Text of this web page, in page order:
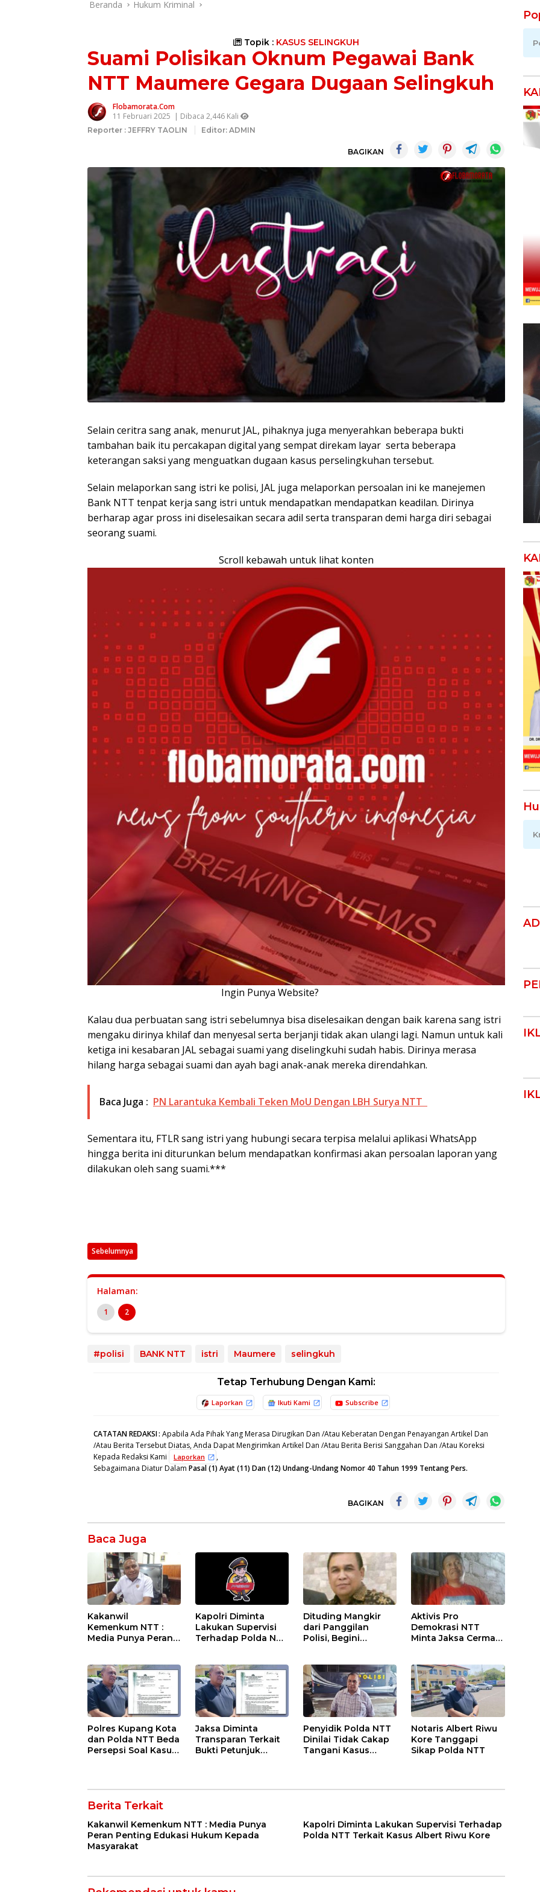
Beranda Hukum Kriminal
Topik : KASUS SELINGKUH
Suami Polisikan Oknum Pegawai Bank
NTT Maumere Gegara Dugaan Selingkuh
Flobamorata.com
11 Februari 2025 | Dibaca 2,446 Kali
Reporter : JEFFRY TAOLIN Editor: ADMIN
BAGIKAN
Selain ceritra sang anak, menurut JAL, pihaknya juga menyerahkan beberapa bukti
tambahan baik itu percakapan digital yang sempat direkam layar serta beberapa
keterangan saksi yang menguatkan dugaan kasus perselingkuhan tersebut.
Selain melaporkan sang istri ke polisi, JAL juga melaporkan persoalan ini ke manejemen
Bank NTT tenpat kerja sang istri untuk mendapatkan mendapatkan keadilan. Dirinya
berharap agar pross ini diselesaikan secara adil serta transparan demi harga diri sebagai
seorang suami.
Scroll kebawah untuk lihat konten
Ingin Punya Website?
Kalau dua perbuatan sang istri sebelumnya bisa diselesaikan dengan baik karena sang istri
mengaku dirinya khilaf dan menyesal serta berjanji tidak akan ulangi lagi. Namun untuk kali
ketiga ini kesabaran JAL sebagai suami yang diselingkuhi sudah habis. Dirinya merasa
hilang harga sebagai suami dan ayah bagi anak-anak mereka direndahkan.
Baca Juga : PN Larantuka Kembali Teken MoU Dengan LBH Surya NTT
Sementara itu, FTLR sang istri yang hubungi secara terpisa melalui aplikasi WhatsApp
hingga berita ini diturunkan belum mendapatkan konfirmasi akan persoalan laporan yang
dilakukan oleh sang suami.***
Sebelumnya
Halaman:
1 2
#polisi BANK NTT istri Maumere selingkuh
Tetap Terhubung Dengan Kami:
Laporkan Ikuti Kami Subscribe
CATATAN REDAKSI: Apabila Ada Pihak Yang Merasa Dirugikan Dan /Atau Keberatan Dengan Penayangan Artikel Dan
/Atau Berita Tersebut Diatas, Anda Dapat Mengirimkan Artikel Dan /Atau Berita Berisi Sanggahan Dan /Atau Koreksi
Kepada Redaksi Kami
Laporkan
,
Sebagaimana Diatur Dalam Pasal (1) Ayat (11) Dan (12) Undang-Undang Nomor 40 Tahun 1999 Tentang Pers.
BAGIKAN
Baca Juga
Kakanwil
Kemenkum NTT :
Media Punya Peran
Masyarakat
Kapolri Diminta
Lakukan Supervisi
Terhadap Polda NTT
Dituding Mangkir
dari Panggilan
Polisi, Begini
Kore
Aktivis Pro
Demokrasi NTT
Minta Jaksa Cermat
Kore
Polres Kupang Kota
dan Polda NTT Beda
Persepsi Soal Kasus
Jaksa Diminta
Transparan Terkait
Bukti Petunjuk
Penyidik Polda NTT
Dinilai Tidak Cakap
Tangani Kasus
Notaris Albert Riwu
Kore Tanggapi
Sikap Polda NTT
Berita Terkait
Kakanwil Kemenkum NTT : Media Punya
Peran Penting Edukasi Hukum Kepada
Masyarakat
Kapolri Diminta Lakukan Supervisi Terhadap
Polda NTT Terkait Kasus Albert Riwu Kore